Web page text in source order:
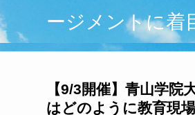
ージメントに着
【9/3開催】青山学院
はどのように教育現